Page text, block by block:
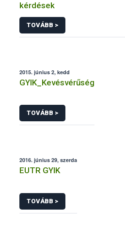
kérdések
TOVÁBB >
2015. június 2, kedd
GYIK_Kevésvérűség
TOVÁBB >
2016. június 29, szerda
EUTR GYIK
TOVÁBB >